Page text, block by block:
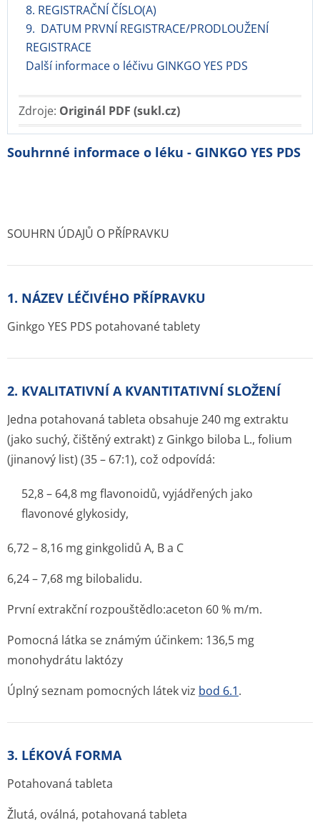
8. REGISTRAČNÍ ČÍSLO(A)
9. DATUM PRVNÍ REGISTRACE/PRODLOUŽENÍ
REGISTRACE
Další informace o léčivu GINKGO YES PDS
Zdroje: Originál PDF (sukl.cz)
Souhrnné informace o léku - GINKGO YES PDS
SOUHRN ÚDAJŮ O PŘÍPRAVKU
1. NÁZEV LÉČIVÉHO PŘÍPRAVKU
Ginkgo YES PDS potahované tablety
2. KVALITATIVNÍ A KVANTITATIVNÍ SLOŽENÍ
Jedna potahovaná tableta obsahuje 240 mg extraktu
(jako suchý, čištěný extrakt) z Ginkgo biloba L., folium
(jinanový list) (35 – 67:1), což odpovídá:
52,8 – 64,8 mg flavonoidů, vyjádřených jako
flavonové glykosidy,
6,72 – 8,16 mg ginkgolidů A, B a C
6,24 – 7,68 mg bilobalidu.
První extrakční rozpouštědlo:aceton 60 % m/m.
Pomocná látka se známým účinkem: 136,5 mg
monohydrátu laktózy
Úplný seznam pomocných látek viz bod 6.1.
3. LÉKOVÁ FORMA
Potahovaná tableta
Žlutá, oválná, potahovaná tableta